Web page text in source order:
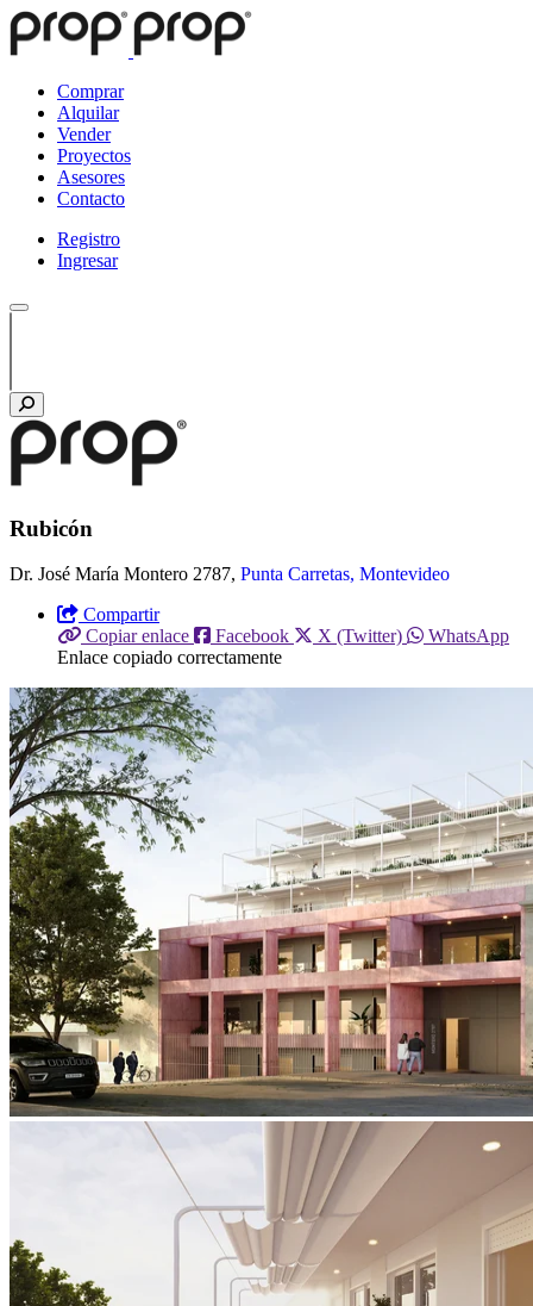
Comprar
Alquilar
Vender
Proyectos
Asesores
Contacto
Registro
Ingresar
Rubicón
Dr. José María Montero 2787, Punta Carretas, Montevideo
Compartir
Copiar enlace
Facebook X (Twitter)
WhatsApp
Enlace copiado correctamente